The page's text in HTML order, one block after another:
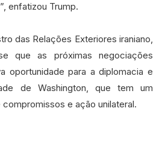
enfatizou Trump.
das Relações Exteriores iraniano,
que as próximas negociações
oportunidade para a diplomacia e
de Washington, que tem um
e ação unilateral.